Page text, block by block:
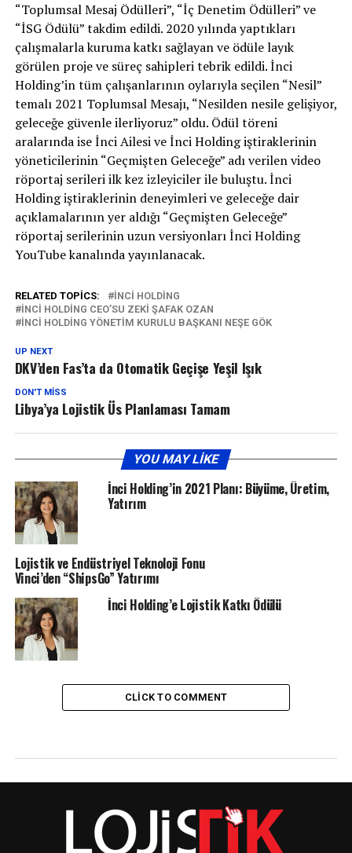
“Toplumsal Mesaj Ödülleri”, “İç Denetim Ödülleri” ve
“İSG Ödülü” takdim edildi. 2020 yılında yaptıkları
çalışmalarla kuruma katkı sağlayan ve ödüle layık
görülen proje ve süreç sahipleri tebrik edildi. İnci
Holding’in tüm çalışanlarının oylarıyla seçilen “Nesil”
temalı 2021 Toplumsal Mesajı, “Nesilden nesile gelişiyor,
geleceğe güvenle ilerliyoruz” oldu. Ödül töreni
aralarında ise İnci Ailesi ve İnci Holding iştiraklerinin
yöneticilerinin “Geçmişten Geleceğe” adı verilen video
röportaj serileri ilk kez izleyiciler ile buluştu. İnci
Holding iştiraklerinin deneyimleri ve geleceğe dair
açıklamalarının yer aldığı “Geçmişten Geleceğe”
röportaj serilerinin uzun versiyonları İnci Holding
YouTube kanalında yayınlanacak.
RELATED TOPICS:
İNCI HOLDING
İNCI HOLDING CEO’SU ZEKI ŞAFAK OZAN
İNCI HOLDING YÖNETIM KURULU BAŞKANI NEŞE GÖK
UP NEXT
DKV’den Fas’ta da Otomatik Geçişe Yeşil Işık
DON'T MISS
Libya’ya Lojistik Üs Planlaması Tamam
YOU MAY LIKE
İnci Holding’in 2021 Planı: Büyüme, Üretim,
Yatırım
Lojistik ve Endüstriyel Teknoloji Fonu
Vinci’den “ShipsGo” Yatırımı
İnci Holding’e Lojistik Katkı Ödülü
CLICK TO COMMENT